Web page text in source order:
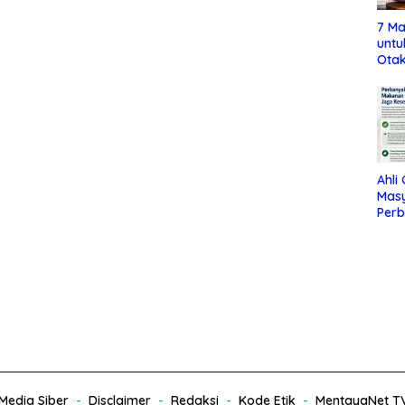
7
Ahli
Siber Disclaimer Redaksi Kode Etik MentayaNet